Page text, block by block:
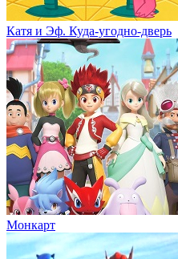
Катя и Эф. Куда-угодно-дверь
Монкарт